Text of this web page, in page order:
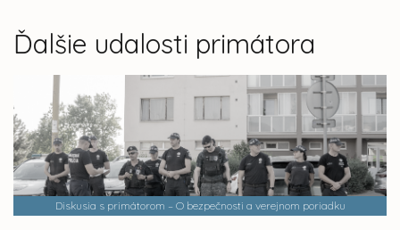
Ďalšie udalosti primátora
Diskusia s primátorom – O bezpečnosti a verejnom poriadku